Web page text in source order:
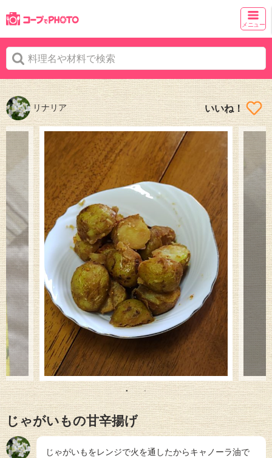
メニュー
リナリア いいね！
じゃがいもの甘辛揚げ
じゃがいもをレンジで火を通したからキャノーラ油で